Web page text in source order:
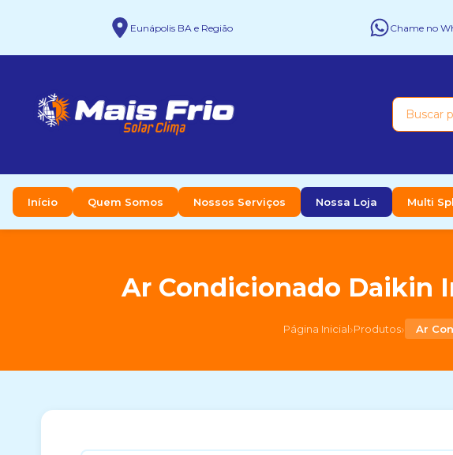
Eunápolis BA e Região Chame no
Início Quem Somos Nossos Serviços Nossa Loja Multi
Ar Condicionado Daikin
Página Inicial›Produtos› Ar